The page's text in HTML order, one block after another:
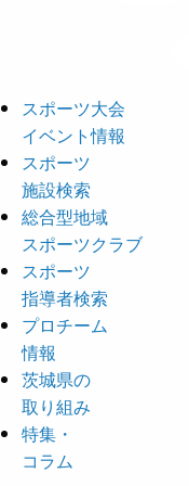
スポーツ大会
イベント情報
スポーツ
施設検索
総合型地域
スポーツクラブ
スポーツ
指導者検索
プロチーム
情報
茨城県の
取り組み
特集・
コラム